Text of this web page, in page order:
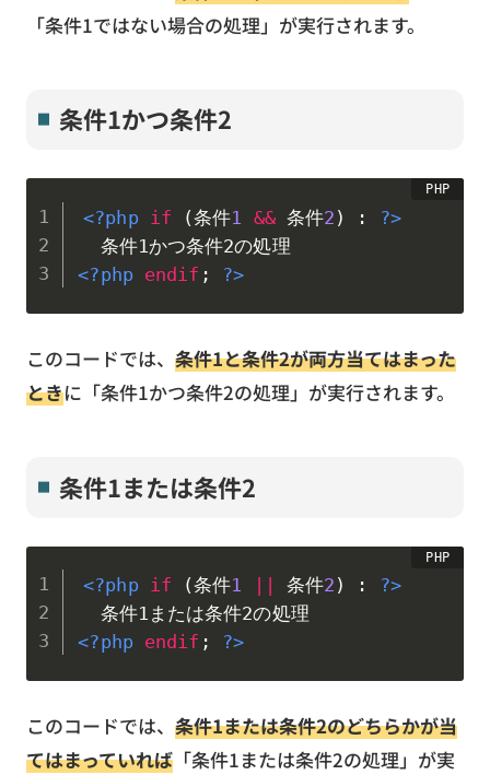
「条件1ではない場合の処理」が実行されます。
条件1かつ条件2
<?php if (条件1 && 条件2 ) :
?>
<?php endif ; ?>
このコードでは、 条件1と条件2が両方当てはまった
ときに「条件1かつ条件2の処理」が実行されます。
条件1または条件2
<?php if (条件1 条件2 ) :
?>
<?php endif ; ?>
このコードでは、 条件1または条件2のどちらかが当
てはまっていれば「条件1または条件2の処理」が実